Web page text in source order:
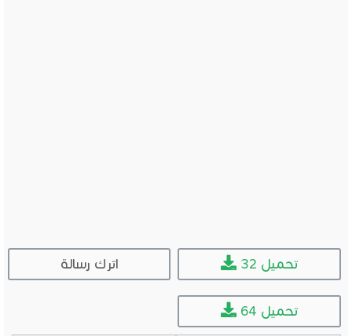
اترك رسالة 32 تحميل
64 تحميل